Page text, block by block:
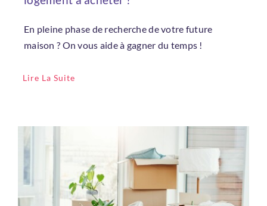
En pleine phase de recherche de votre future
maison ? On vous aide à gagner du temps !
Lire La Suite